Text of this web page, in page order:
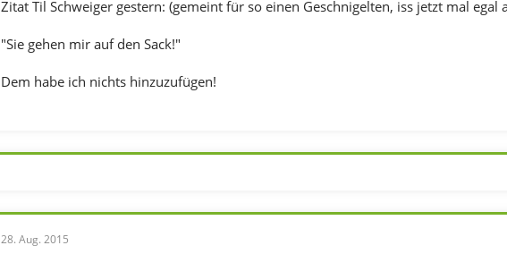
Zitat Til Schweiger gestern: (gemeint für so einen Geschnigelten, iss jetzt mal egal
"Sie gehen mir auf den Sack!"
Dem habe ich nichts hinzuzufügen!
28. Aug. 2015